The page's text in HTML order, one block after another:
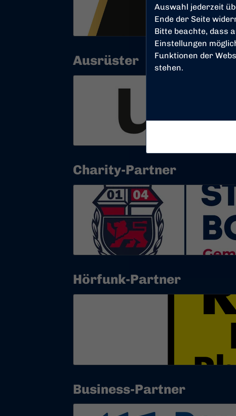
Auswahl jederzeit
Ende der Seite
Bitte beachte, dass
Einstellungen
Funktionen der
stehen.
Ausrüster
Charity-Partner
Hörfunk-Partner
Business-Partner